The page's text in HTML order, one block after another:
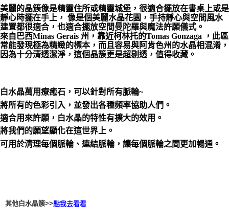
郵局幫你送（離島）
每筆NT$80，滿NT$3,000(含以上)免運費
付款後門市自取
免運費
美麗的晶簇像是精靈住所或精靈城堡，很適合擺放在書桌上或是
靜心時擺在手上， 像是個美麗水晶花園，手持靜心與空間風水
建置都很適合，也適合擺放空間曼陀羅與魔法許願儀式。
來自巴西Minas Gerais 州，靠近柯林托的Tomas Gonzaga ，此區
常能發現極為精緻的標本，而且容易與阿肯色州的水晶相混淆，
因為十分清透潔淨，這個晶簇更是超剔透，值得收藏。
白水晶萬用療癒石，可以針對所有脈輪~
將所有的色彩引入，並發出各種頻率協助人們。
適合用來許願，白水晶的特性有擴大的效用。
將我們的願望顯化在這世界上。
可用於清理每個脈輪、連結脈輪，讓每個脈輪之間更加暢通。
其他白水晶簇>>點我去看看